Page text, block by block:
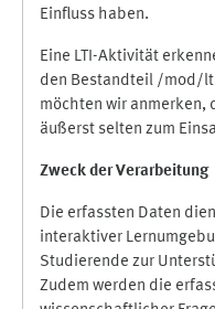
Einfluss haben.
Eine LTI-Aktivität
den Bestandteil /mod/
möchten wir anmerken,
äußerst selten zum
Zweck der Verarbeitung
Die erfassten Daten
interaktiver
Studierende zur
Zudem werden die